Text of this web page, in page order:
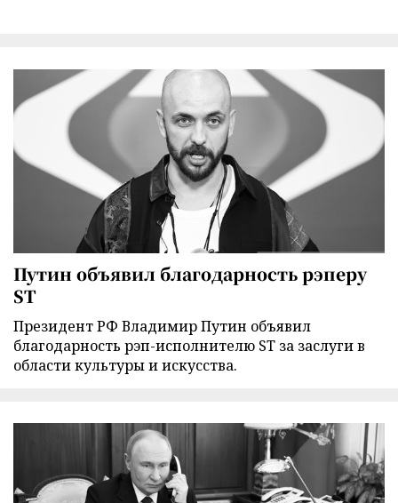
Путин объявил благодарность рэперу
ST
Президент РФ Владимир Путин объявил
благодарность рэп-исполнителю ST за заслуги в
области культуры и искусства.